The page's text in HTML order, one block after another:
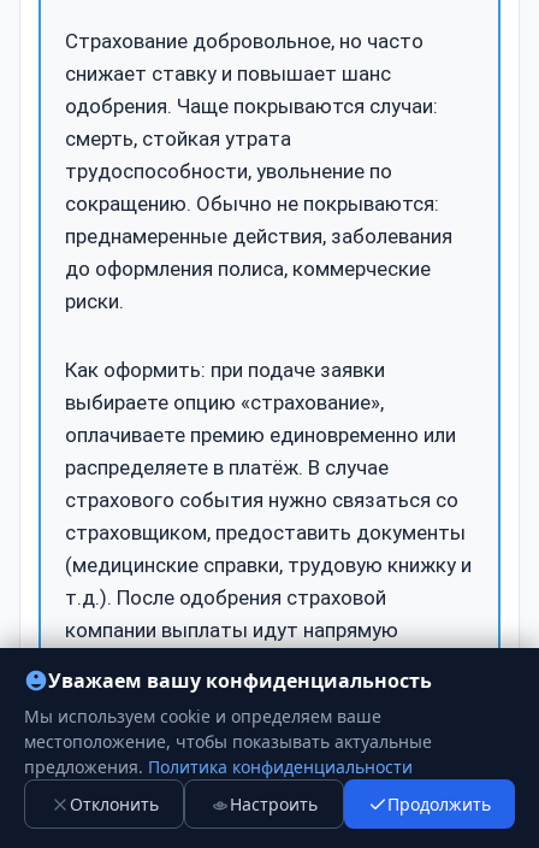
Страхование добровольное, но часто
снижает ставку и повышает шанс
одобрения. Чаще покрываются случаи:
смерть, стойкая утрата
трудоспособности, увольнение по
сокращению. Обычно не покрываются:
преднамеренные действия, заболевания
до оформления полиса, коммерческие
риски.
Как оформить: при подаче заявки
выбираете опцию «страхование»,
оплачиваете премию единовременно или
распределяете в платёж. В случае
страхового события нужно связаться со
страховщиком, предоставить документы
(медицинские справки, трудовую книжку и
т.д.). После одобрения страховой
компании выплаты идут напрямую
платежей.
Важно: страхование — инструмент
снижения риска, но не заменяет
тщательное планирование бюджета.
Уважаем вашу конфиденциальность
Мы используем cookie и определяем ваше
местоположение, чтобы показывать актуальные
предложения. Политика конфиденциальности
Отклонить
Настроить Продолжить